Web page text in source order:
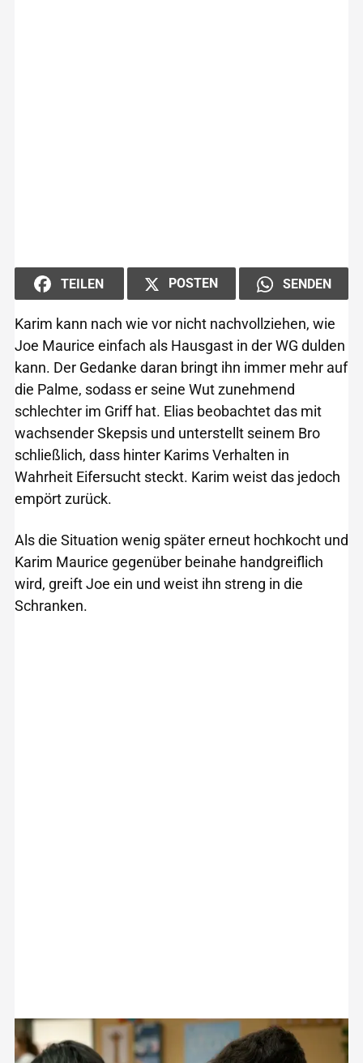
TEILEN POSTEN SENDEN
Karim kann nach wie vor nicht nachvollziehen, wie
Joe Maurice einfach als Hausgast in der WG dulden
kann. Der Gedanke daran bringt ihn immer mehr auf
die Palme, sodass er seine Wut zunehmend
schlechter im Griff hat. Elias beobachtet das mit
wachsender Skepsis und unterstellt seinem Bro
schließlich, dass hinter Karims Verhalten in
Wahrheit Eifersucht steckt. Karim weist das jedoch
empört zurück.
Als die Situation wenig später erneut hochkocht und
Karim Maurice gegenüber beinahe handgreiflich
wird, greift Joe ein und weist ihn streng in die
Schranken.